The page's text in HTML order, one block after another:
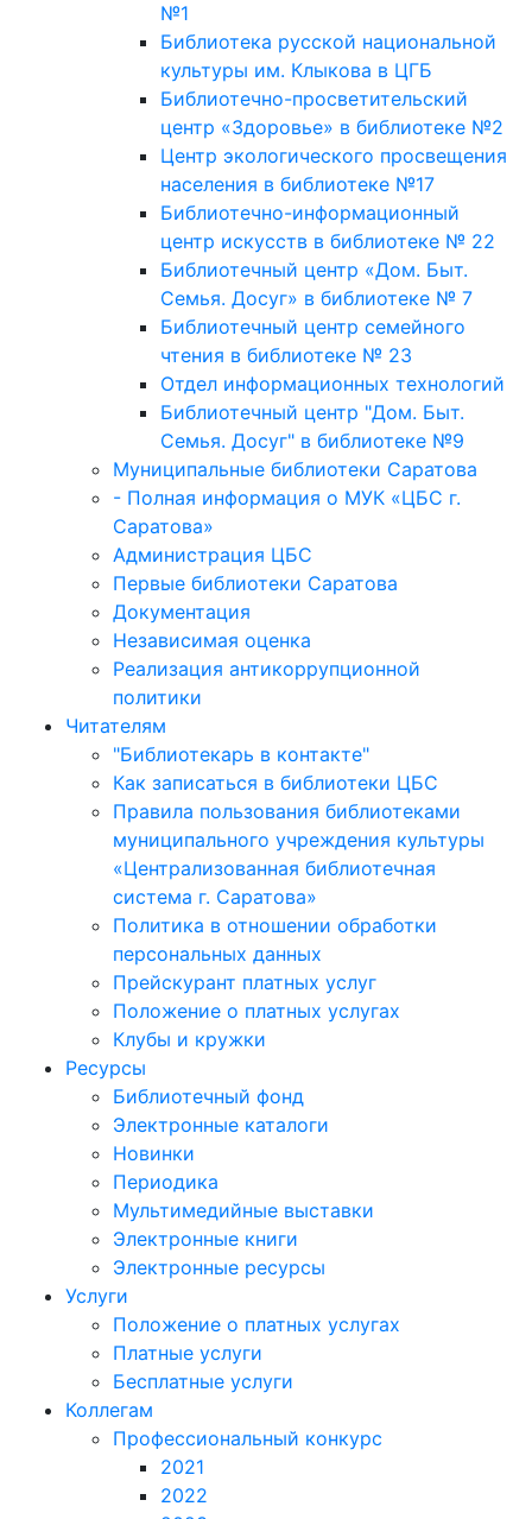
№1
Библиотека русской национальной
культуры им. Клыкова в ЦГБ
Библиотечно-просветительский
центр «Здоровье» в библиотеке №2
Центр экологического просвещения
населения в библиотеке №17
Библиотечно-информационный
центр искусств в библиотеке № 22
Библиотечный центр «Дом. Быт.
Семья. Досуг» в библиотеке № 7
Библиотечный центр семейного
чтения в библиотеке № 23
Отдел информационных технологий
Библиотечный центр "Дом. Быт.
Семья. Досуг" в библиотеке №9
Муниципальные библиотеки Саратова
- Полная информация о МУК «ЦБС г.
Саратова»
Администрация ЦБС
Первые библиотеки Саратова
Документация
Независимая оценка
Реализация антикоррупционной
политики
Читателям
"Библиотекарь в контакте"
Как записаться в библиотеки ЦБС
Правила пользования библиотеками
муниципального учреждения культуры
«Централизованная библиотечная
система г. Саратова»
Политика в отношении обработки
персональных данных
Прейскурант платных услуг
Положение о платных услугах
Клубы и кружки
Ресурсы
Библиотечный фонд
Электронные каталоги
Новинки
Периодика
Мультимедийные выставки
Электронные книги
Электронные ресурсы
Услуги
Положение о платных услугах
Платные услуги
Бесплатные услуги
Коллегам
Профессиональный конкурс
2021
2022